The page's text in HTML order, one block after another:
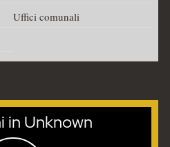
Uffici comunali